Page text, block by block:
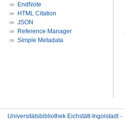
EndNote
HTML Citation
JSON
Reference Manager
Simple Metadata
Universitätsbibliothek Eichstätt-Ingolstadt-